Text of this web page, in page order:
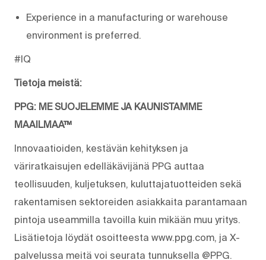
Experience in a manufacturing or warehouse
environment is preferred.
#IQ
Tietoja meistä:
PPG: ME SUOJELEMME JA KAUNISTAMME
MAAILMAA™
Innovaatioiden, kestävän kehityksen ja
väriratkaisujen edelläkävijänä PPG auttaa
teollisuuden, kuljetuksen, kuluttajatuotteiden sekä
rakentamisen sektoreiden asiakkaita parantamaan
pintoja useammilla tavoilla kuin mikään muu yritys.
Lisätietoja löydät osoitteesta www.ppg.com, ja X-
palvelussa meitä voi seurata tunnuksella @PPG.